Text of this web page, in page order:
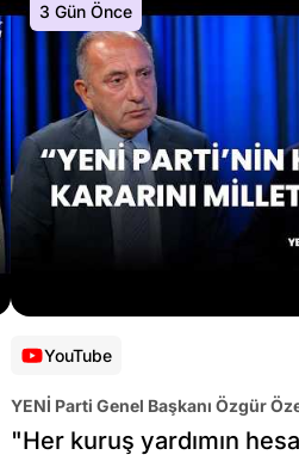
3 Gün Önce
YouTube
YENİ Parti Genel Başkanı Özgür
"Her kuruş yardımın